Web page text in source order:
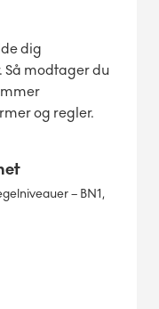
dig
Så modtager du
og regler.
– BN1,